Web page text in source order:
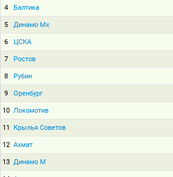
4 Балтика
5 Динамо Мх
6 ЦСКА
7 Ростов
8 Рубин
9 Оренбург
10 Локомотив
11 Крылья Советов
12 Ахмат
13 Динамо М